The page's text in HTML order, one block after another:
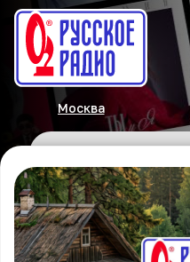
Москва